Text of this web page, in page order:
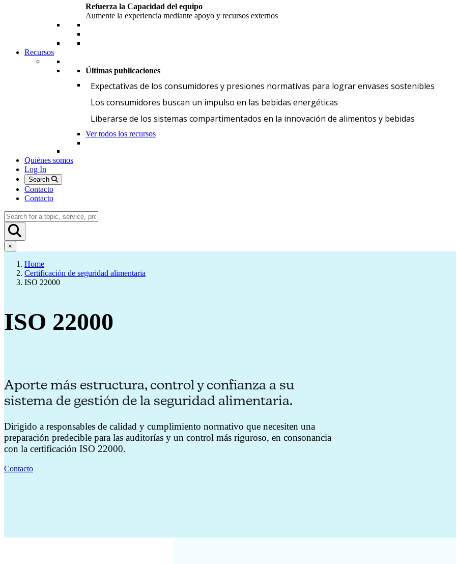
Refuerza la Capacidad del equipo
Aumente la experiencia mediante apoyo y recursos externos
Recursos
Últimas publicaciones
Expectativas de los consumidores y presiones normativas para lograr envases sostenibles
Los consumidores buscan un impulso en las bebidas energéticas
Liberarse de los sistemas compartimentados en la innovación de alimentos y bebidas
Ver todos los recursos
Quiénes somos
Log In
Search
Contacto
Contacto
×
Home
Certificación de seguridad alimentaria
ISO 22000
ISO 22000
Aporte más estructura, control y confianza a su
sistema de gestión de la seguridad alimentaria.
Dirigido a responsables de calidad y cumplimiento normativo que necesiten una
preparación predecible para las auditorías y un control más riguroso, en consonancia
con la certificación ISO 22000.
Contacto